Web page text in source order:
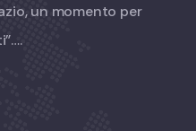
un momento per